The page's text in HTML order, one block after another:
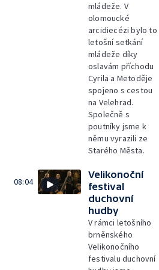
mládeže. V
olomoucké
arcidiecézi bylo to
letošní setkání
mládeže díky
oslavám příchodu
Cyrila a Metoděje
spojeno s cestou
na Velehrad.
Společně s
poutníky jsme k
němu vyrazili ze
Starého Města.
08:04
Velikonoční
festival
duchovní
hudby
V rámci letošního
brněnského
Velikonočního
festivalu duchovní